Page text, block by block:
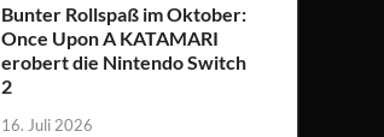
Bunter Rollspaß im Oktober:
Once Upon A KATAMARI
erobert die Nintendo Switch
2
16. Juli 2026